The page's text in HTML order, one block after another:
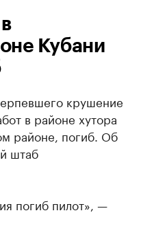
Кубани
крушение
в районе хутора
районе, погиб. Об
штаб
погиб пилот», —